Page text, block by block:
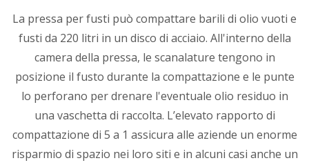
La pressa per fusti può compattare barili di olio vuoti e
fusti da 220 litri in un disco di acciaio. All'interno della
camera della pressa, le scanalature tengono in
posizione il fusto durante la compattazione e le punte
lo perforano per drenare l'eventuale olio residuo in
una vaschetta di raccolta. L’elevato rapporto di
compattazione di 5 a 1 assicura alle aziende un enorme
risparmio di spazio nei loro siti e in alcuni casi anche un